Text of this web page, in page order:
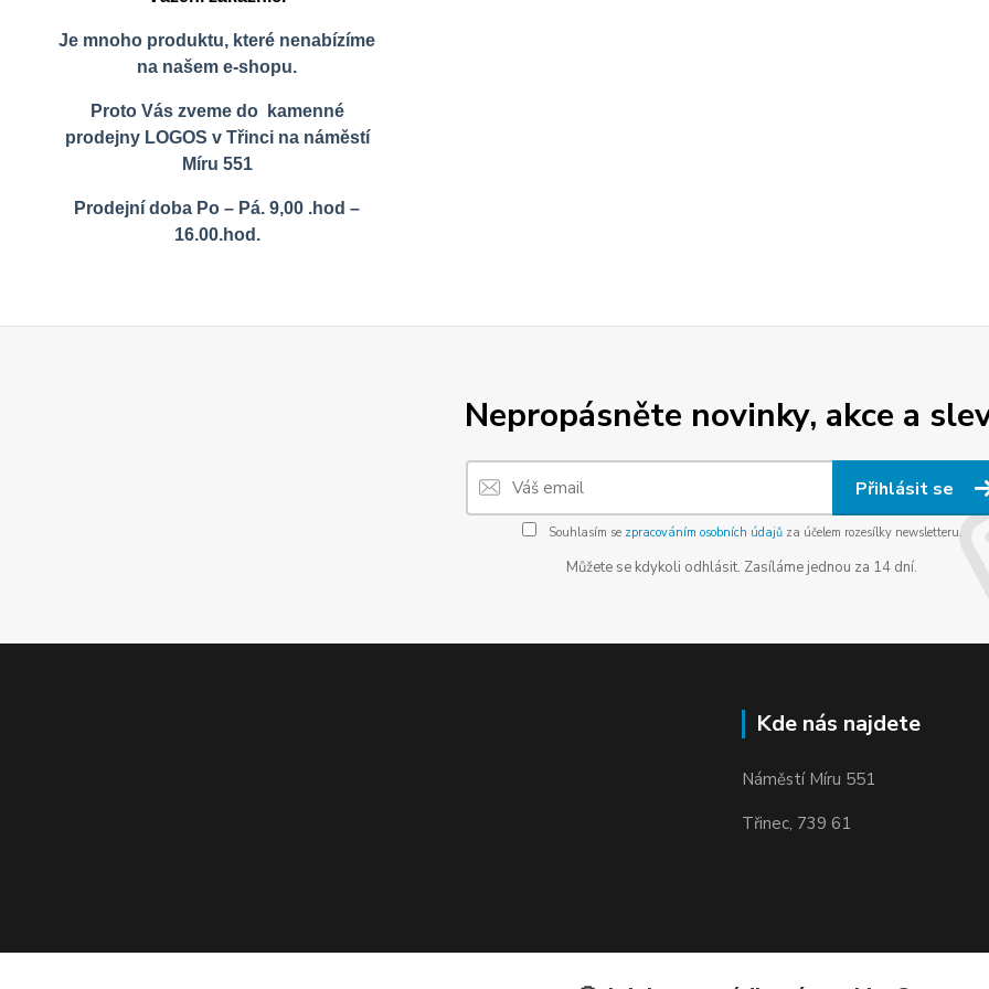
Je mnoho produktu, které nenabízíme
na našem e-shopu.
Proto Vás zveme do kamenné
prodejny LOGOS v Třinci na náměstí
Míru 551
Prodejní doba Po – Pá. 9,00 .hod –
16.00.hod.
Nepropásněte novinky, akce a
Přihlásit se
Souhlasím se zpracováním osobních údajůza účelem rozesílky newsletteru.
Můžete se kdykoli odhlásit. Zasíláme jednou za 14 dní.
Kde nás najdete
Náměstí Míru 551
Třinec, 739 61